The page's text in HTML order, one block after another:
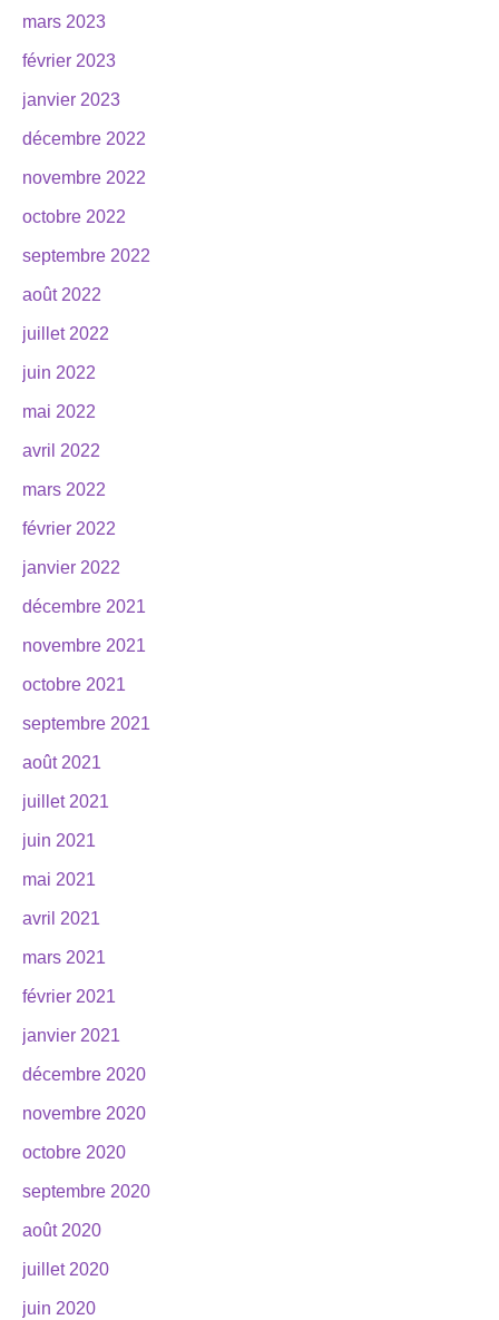
mars 2023
février 2023
janvier 2023
décembre 2022
novembre 2022
octobre 2022
septembre 2022
août 2022
juillet 2022
juin 2022
mai 2022
avril 2022
mars 2022
février 2022
janvier 2022
décembre 2021
novembre 2021
octobre 2021
septembre 2021
août 2021
juillet 2021
juin 2021
mai 2021
avril 2021
mars 2021
février 2021
janvier 2021
décembre 2020
novembre 2020
octobre 2020
septembre 2020
août 2020
juillet 2020
juin 2020